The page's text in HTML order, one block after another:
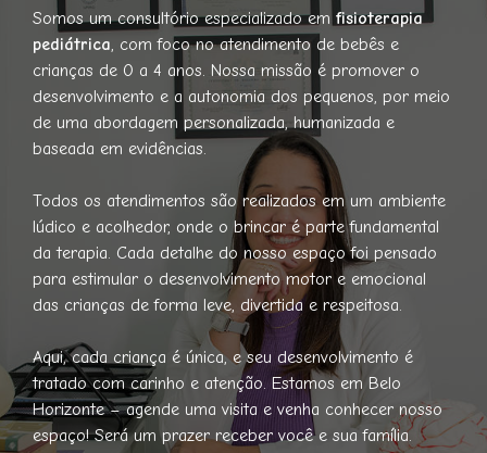
Somos um consultório especializado em fisioterapia
pediátrica, com foco no atendimento de bebês e
crianças de 0 a 4 anos. Nossa missão é promover o
desenvolvimento e a autonomia dos pequenos, por meio
de uma abordagem personalizada, humanizada e
baseada em evidências.
Todos os atendimentos são realizados em um ambiente
lúdico e acolhedor, onde o brincar é parte fundamental
da terapia. Cada detalhe do nosso espaço foi pensado
para estimular o desenvolvimento motor e emocional
das crianças de forma leve, divertida e respeitosa.
Aqui, cada criança é única, e seu desenvolvimento é
tratado com carinho e atenção. Estamos em Belo
Horizonte – agende uma visita e venha conhecer nosso
espaço! Será um prazer receber você e sua família.